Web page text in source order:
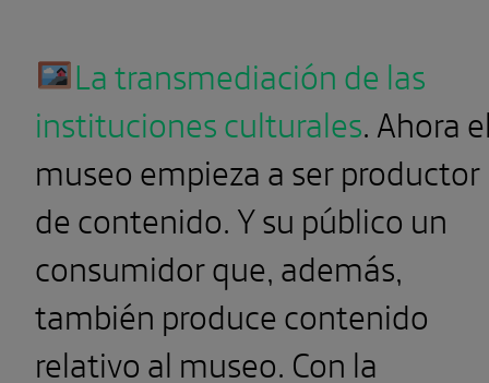
La transmediación de las
instituciones culturales.Ahora
museoempieza a ser productor
de contenido. Y su público un
consumidor que, además,
también produce contenido
relativo al museo. Con la